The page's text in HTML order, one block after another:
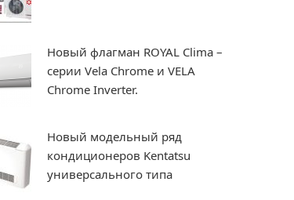
Новый флагман ROYAL Clima –
серии Vela Chrome и VELA
Chrome Inverter.
Новый модельный ряд
кондиционеров Kentatsu
универсального типа